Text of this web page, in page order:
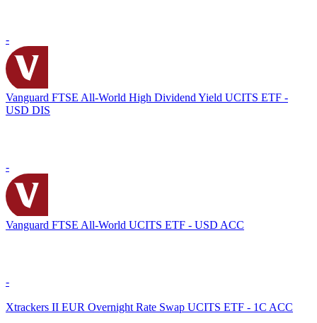
-
Vanguard FTSE All-World High Dividend Yield UCITS ETF -
USD DIS
-
Vanguard FTSE All-World UCITS ETF - USD ACC
-
Xtrackers II EUR Overnight Rate Swap UCITS ETF - 1C ACC